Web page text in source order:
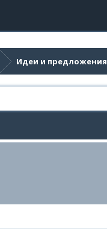
Идеи и предложения